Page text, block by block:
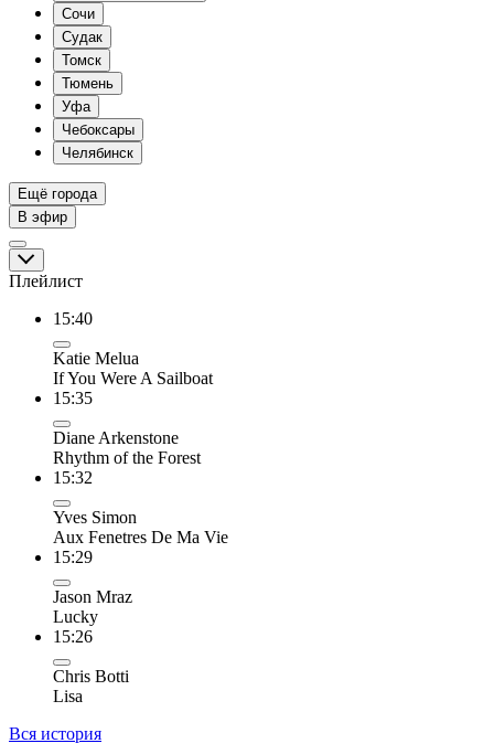
Сочи
Судак
Томск
Тюмень
Уфа
Чебоксары
Челябинск
Ещё города
В эфир
Плейлист
15:40
Katie Melua
If You Were A Sailboat
15:35
Diane Arkenstone
Rhythm of the Forest
15:32
Yves Simon
Aux Fenetres De Ma Vie
15:29
Jason Mraz
Lucky
15:26
Chris Botti
Lisa
Вся история